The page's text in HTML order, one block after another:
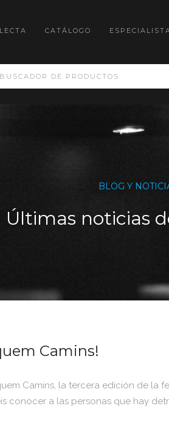
CATÁLOGO
BLOG Y
Últimas noticias
Camins!
Camins, la tercera edición de
conocer a las personas que hay